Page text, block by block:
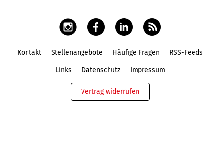
Kontakt Stellenangebote Häufige Fragen RSS-Feeds
Links Datenschutz Impressum
Vertrag widerrufen